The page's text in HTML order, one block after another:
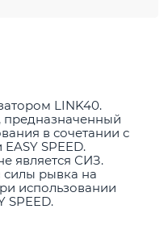
LINK40.
в сочетании с
SPEED.
является СИЗ.
рывка на
использовании
SPEED.